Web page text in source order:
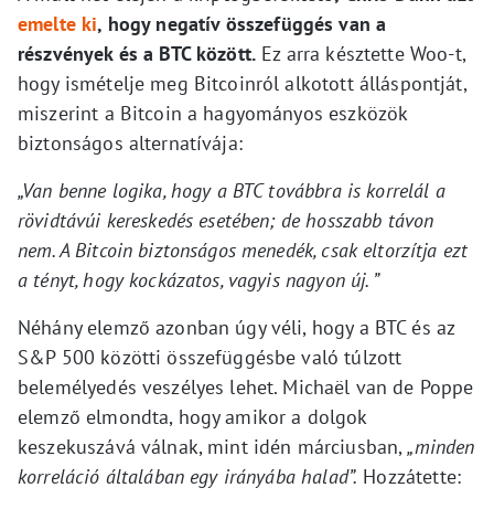
emelte ki, hogy negatív összefüggés van a
részvények és a BTC között. Ez arra késztette Woo-t,
hogy ismételje meg Bitcoinról alkotott álláspontját,
miszerint a Bitcoin a hagyományos eszközök
biztonságos alternatívája:
„Van benne logika, hogy a BTC továbbra is korrelál a
rövidtávúi kereskedés esetében; de hosszabb távon
nem. A Bitcoin biztonságos menedék, csak eltorzítja ezt
a tényt, hogy kockázatos, vagyis nagyon új. ”
Néhány elemző azonban úgy véli, hogy a BTC és az
S&P 500 közötti összefüggésbe való túlzott
belemélyedés veszélyes lehet. Michaël van de Poppe
elemző elmondta, hogy amikor a dolgok
keszekuszává válnak, mint idén márciusban,„minden
korreláció általában egy irányába halad”. Hozzátette: